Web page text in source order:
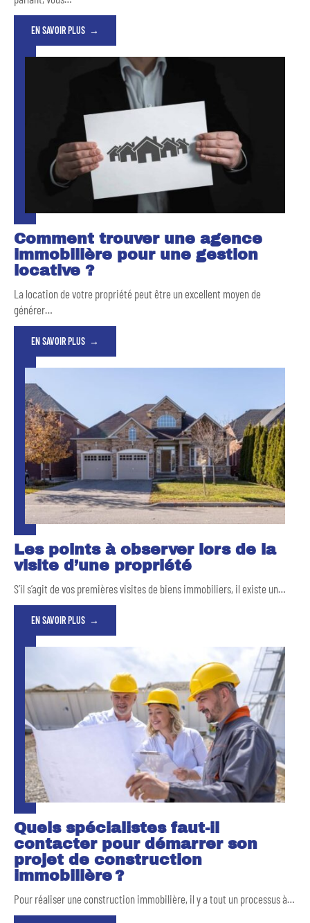
EN SAVOIR PLUS
Comment trouver une agence
immobilière pour une gestion
locative ?
La location de votre propriété peut être un excellent moyen de
générer…
EN SAVOIR PLUS
Les points à observer lors de la
visite d’une propriété
S’il s’agit de vos premières visites de biens immobiliers, il existe un…
EN SAVOIR PLUS
Quels spécialistes faut-il
contacter pour démarrer son
projet de construction
immobilière ?
Pour réaliser une construction immobilière, il y a tout un processus à…